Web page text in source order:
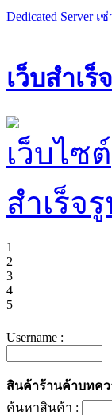
Dedicated Server เ
เว็บสำเร็
1
2
3
4
5
Username :
สินค้าร้านค้าบทคว
ค้นหาสินค้า :